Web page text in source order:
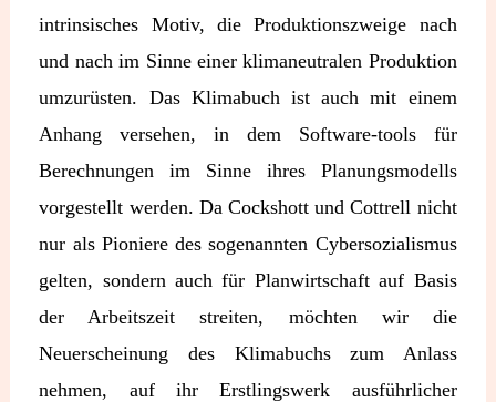
intrinsisches Motiv, die Produktionszweige nach
und nach im Sinne einer klimaneutralen Produktion
umzurüsten. Das Klimabuch ist auch mit einem
Anhang versehen, in dem Software-tools für
Berechnungen im Sinne ihres Planungsmodells
vorgestellt werden. Da Cockshott und Cottrell nicht
nur als Pioniere des sogenannten Cybersozialismus
gelten, sondern auch für Planwirtschaft auf Basis
der Arbeitszeit streiten, möchten wir die
Neuerscheinung des Klimabuchs zum Anlass
nehmen, auf ihr Erstlingswerk ausführlicher